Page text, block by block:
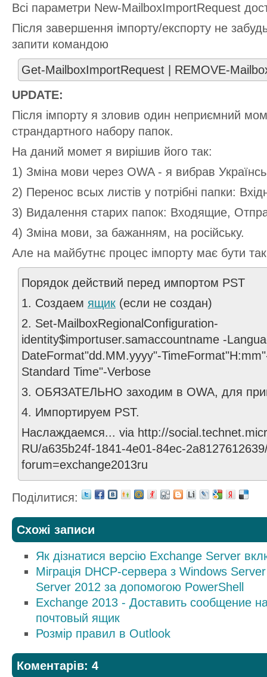
Всі параметри New-MailboxImportRequest
Після завершення імпорту/експорту не
запити командою
Get-MailboxImportRequest | REMOVE-
UPDATE:
Після імпорту я зловив один неприємний
страндартного набору папок.
На даний момет я вирішив його так:
1) Зміна мови через OWA - я вибрав
2) Перенос всых листів у потрібні папки:
3) Видалення старих папок: Входящие,
4) Зміна мови, за бажанням, на російську.
Але на майбутнє процес імпорту має бути
Порядок действий перед импортом PST
1. Создаем ящик (если не создан)
2. Set-MailboxRegionalConfiguration-
identity$importuser.samaccountname -
DateFormat"dd.MM.yyyy"-
Standard Time"-Verbose
3. ОБЯЗАТЕЛЬНО заходим в OWA, для
4. Импортируем PST.
Наслаждаемся... via http://
RU/a635b24f-1841-4e01-84ec-
forum=exchange2013ru
Поділитися:
Схожі записи
Як дізнатися версію Exchange Server
Міграція DHCP-сервера з Windows
Server 2012 за допомогою PowerShell
Exchange 2013 - Доставить сообщение
почтовый ящик
Розмір правил в Outlook
Коментарів: 4